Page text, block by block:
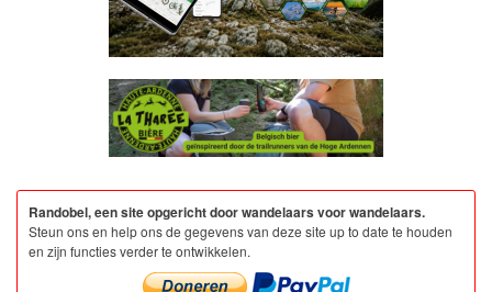
Randobel, een site opgericht door wandelaars voor wandelaars.
Steun ons en help ons de gegevens van deze site up to date te houden
en zijn functies verder te ontwikkelen.